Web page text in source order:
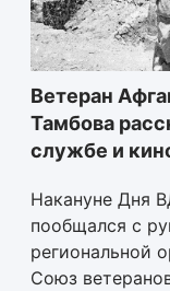
Ветеран
Тамбова
службе и
Накануне Дня
пообщался с
региональной
Союз